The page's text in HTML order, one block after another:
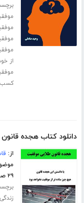
از
کسب
دانلود کتاب هجده
از:
۲۹ صفحه
زندگی